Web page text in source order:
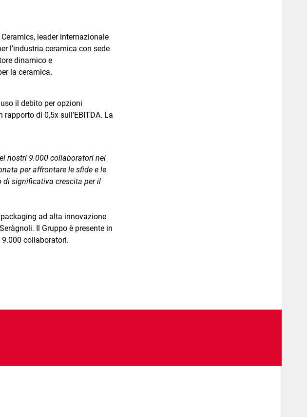
leader internazionale
l’industria ceramica con sede
dinamico e
la ceramica.
il debito per opzioni
di 0,5x sull’EBITDA. La
nostri 9.000 collaboratori nel
per affrontare le sfide e le
di significativa crescita per il
ad alta innovazione
Il Gruppo è presente in
collaboratori.